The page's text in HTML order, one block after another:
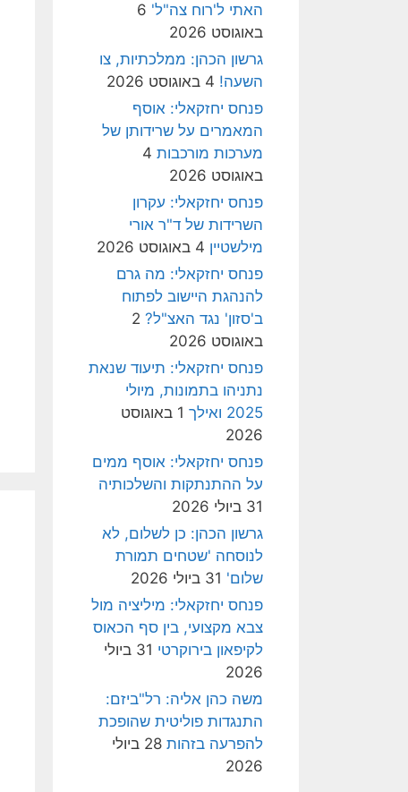
האתי ל'רוח צה"ל' 6
באוגוסט 2026
גרשון הכהן: ממלכתיות, צו
השעה! 4 באוגוסט 2026
פנחס יחזקאלי: אוסף
המאמרים על שרידותן של
מערכות מורכבות 4
באוגוסט 2026
פנחס יחזקאלי: עקרון
השרידות של ד"ר אורי
מילשטיין 4 באוגוסט 2026
פנחס יחזקאלי: מה גרם
להנהגת היישוב לפתוח
ב'סזון' נגד האצ"ל? 2
באוגוסט 2026
פנחס יחזקאלי: תיעוד שנאת
נתניהו בתמונות, מיולי
2025 ואילך
1 באוגוסט
2026
פנחס יחזקאלי: אוסף ממים
על ההתנתקות והשלכותיה
31 ביולי 2026
גרשון הכהן: כן לשלום, לא
לנוסחה 'שטחים תמורת
שלום' 31 ביולי 2026
פנחס יחזקאלי: מיליציה מול
צבא מקצועי, בין סף הכאוס
לקיפאון בירוקרטי
31 ביולי
2026
משה כהן אליה: רל"ביזם:
התנגדות פוליטית שהופכת
להפרעה בזהות
28 ביולי
2026